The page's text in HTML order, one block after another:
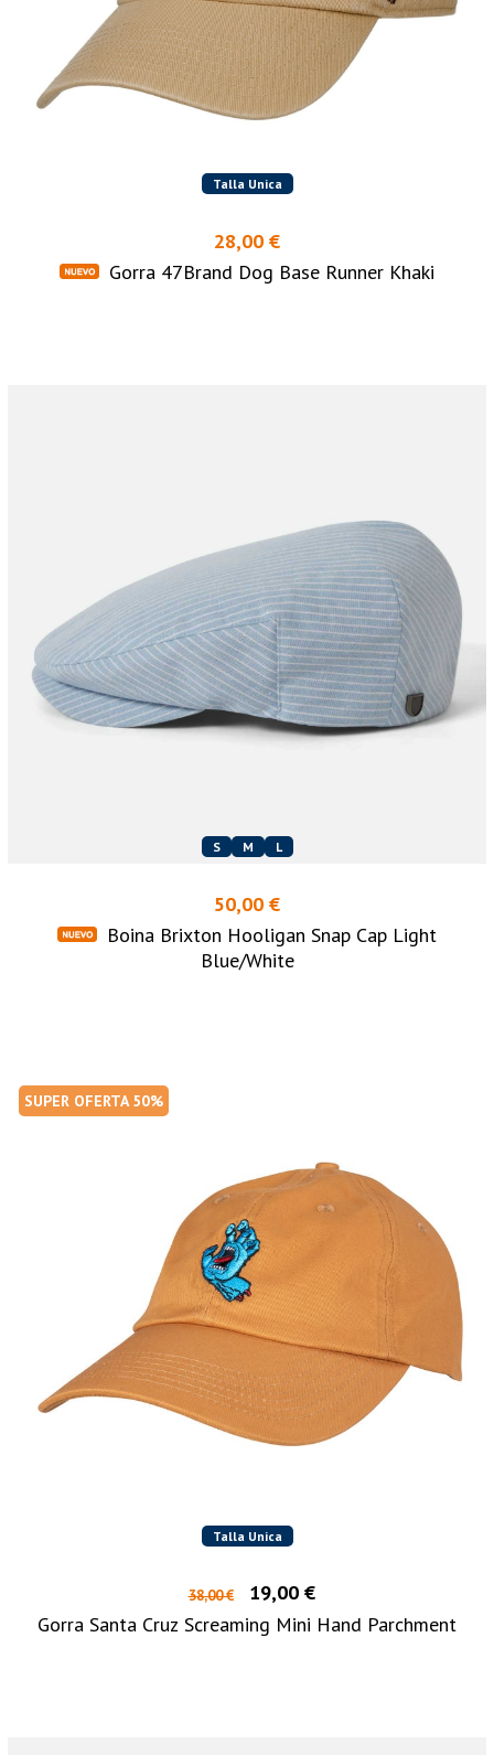
Talla Unica
28,00 €
Gorra 47Brand Dog Base Runner Khaki
S M L
50,00 €
Boina Brixton Hooligan Snap Cap Light
Blue/White
SUPER OFERTA 50%
Talla Unica
38,00 €
19,00 €
Gorra Santa Cruz Screaming Mini Hand Parchment